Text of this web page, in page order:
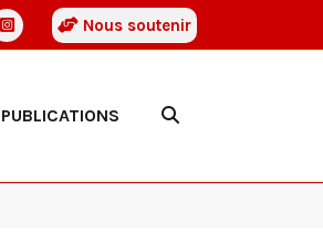
Nous soutenir
PUBLICATIONS